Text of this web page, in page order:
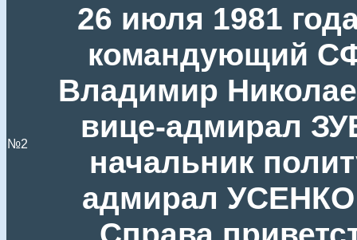
№2
26 июля 1981
командующий
Владимир
вице-адмирал
начальник
адмирал УСЕНКО